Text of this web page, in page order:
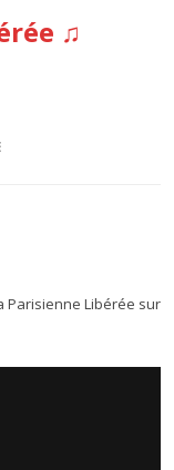
♫
contenu
Parisienne Libérée sur